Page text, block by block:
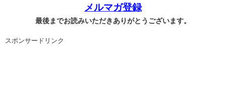
メルマガ登録
最後までお読みいただきありがとうございます。
スポンサードリンク